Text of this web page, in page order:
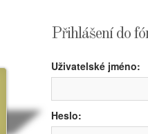
Přihlášení do
Uživatelské jméno:
Heslo: